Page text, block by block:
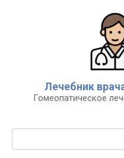
Лечебник
Гомеопатическое
Поиск: